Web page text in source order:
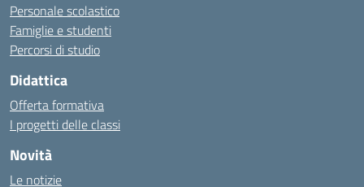
Personale scolastico
Famiglie e studenti
Percorsi di studio
Didattica
Offerta formativa
I progetti delle classi
Novità
Le notizie